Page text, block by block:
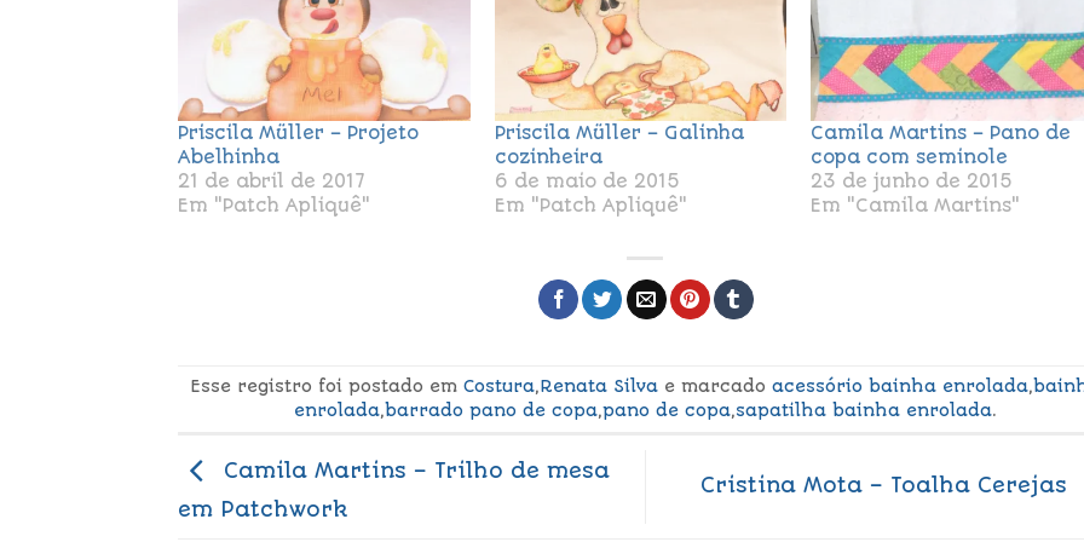
Priscila Müller – Projeto
Abelhinha
21 de abril de 2017
Em "Patch Apliquê"
Priscila Müller – Galinha
cozinheira
6 de maio de 2015
Em "Patch Apliquê"
Camila Martins – Pano de
copa com seminole
23 de junho de 2015
Em "Camila Martins"
Esse registro foi postado em Costura,Renata Silvae marcado acessório bainha enrolada,
enrolada,barrado pano de copa,pano de copa,sapatilha bainha enrolada.
Camila Martins – Trilho de mesa
em Patchwork
Cristina Mota – Toalha Cerejas